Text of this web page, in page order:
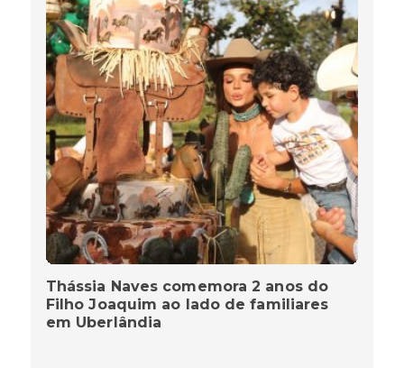
Thássia Naves comemora 2 anos do
Filho Joaquim ao lado de familiares
em Uberlândia